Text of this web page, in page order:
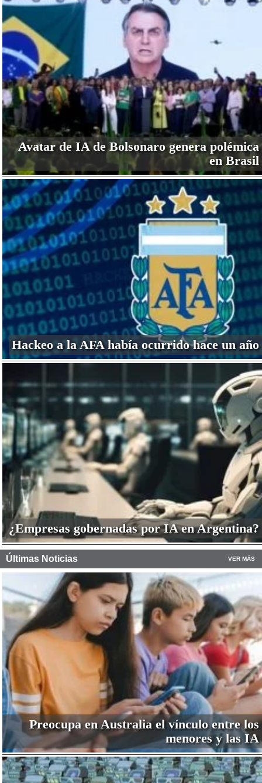
Avatar de IA de Bolsonaro genera polémica
en Brasil
Hackeo a la AFA había ocurrido hace un año
¿Empresas gobernadas por IA en Argentina?
Últimas Noticias VER MÁS
Preocupa en Australia el vínculo entre los
menores y las IA